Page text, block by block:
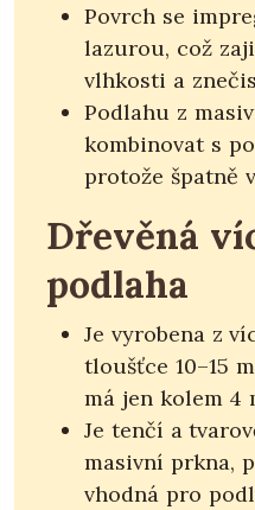
Povrch se
lazurou, což
vlhkosti a
Podlahu z
kombinovat s
protože špatně
Dřevěná
podlaha
Je vyrobena z
tloušťce 10–15
má jen kolem 4
Je tenčí a
masivní prkna,
vhodná pro